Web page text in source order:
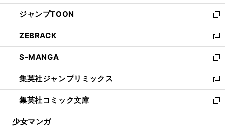
開
く
ウ
で
開
く
ン
ド
ウ
で
開
く
ウ
ィ
ン
ド
ウ
で
開
く
し
い
ウ
ィ
ン
ド
ウ
で
開
く
ジャンプTOON
新
し
い
ウ
ィ
ン
ド
ウ
で
開
ZEBRACK
新
し
い
ウ
ィ
ン
ド
ウ
S-MANGA
新
し
い
ウ
ィ
ン
集英社ジャンプリミックス
新
し
い
ウ
集英社コミック文庫
新
し
少女マンガ